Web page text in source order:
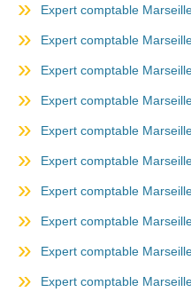
Expert comptable
Expert comptable
Expert comptable
Expert comptable
Expert comptable
Expert comptable
Expert comptable
Expert comptable
Expert comptable
Expert comptable